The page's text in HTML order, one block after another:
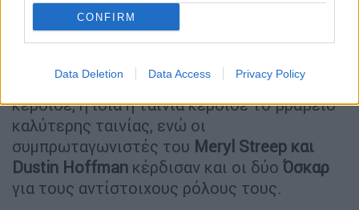
CONFIRM
Data Deletion Data Access Privacy Policy
τον ρόλο του στο δράμα «Kramer vs Kramer»,
γεγονός που τον καθιστά το νεότερο άτομο
που έχει προταθεί ποτέ για Όσκαρ σε
ανταγωνιστική κατηγορία. Αν και δεν
κέρδισε, η ίδια η ταινία κέρδισε το βραβείο
καλύτερης ταινίας, ενώ οι
συμπρωταγωνιστές του Meryl Streep και
Dustin Hoffman κέρδισαν και οι δύο Όσκαρ
για τους αντίστοιχους ρόλους τους.